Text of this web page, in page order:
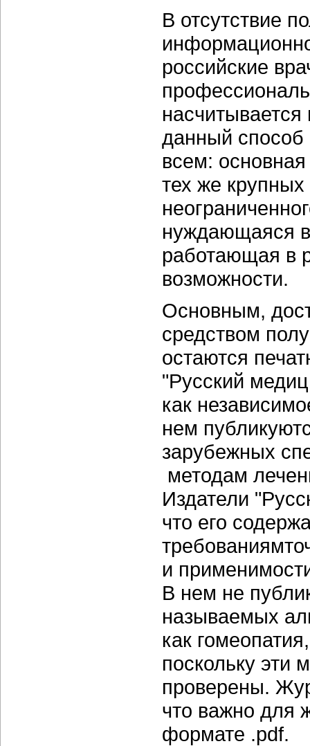
В отсутствие
российские
данный способ
всем:
тех же
нуждающаяся в
работающая в
возможности.
Основным,
средством
остаются
"Русский
как
нем
зарубежных
методам
Издатели
что его
и
В нем не
называемых
как
поскольку эти
проверены.
что важно для
формате .pdf.